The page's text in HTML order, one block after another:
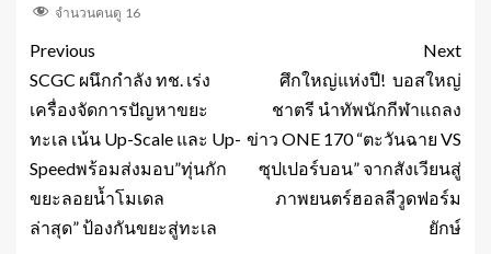
จำนวนคนดู 16
Previous
SCGC ผนึกกำลัง ทช. เร่ง
เครื่องจัดการปัญหาขยะ
ทะเล เน้น Up-Scale และ Up-
Speedพร้อมส่งมอบ”ทุ่นกัก
ขยะลอยน้ำโมเดล
ล่าสุด” ป้องกันขยะสู่ทะเล
Next
ศึกใหญ่แห่งปี! บอสใหญ่
ชาตรี นำทัพนักกีฬาแถลง
ข่าว ONE 170 “ตะวันฉาย VS
ซุปเปอร์บอน” จากสังเวียนสู่
ภาพยนตร์ฮอลลีวูดฟอร์ม
ยักษ์